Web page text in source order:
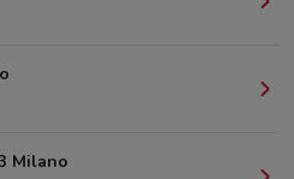
Milano